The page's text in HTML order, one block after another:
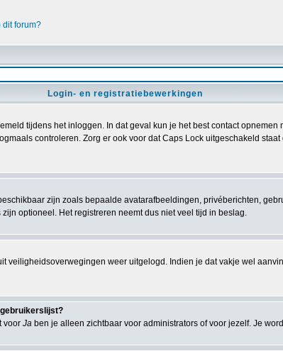
dit forum?
Login- en registratiebewerkingen
tijdens het inloggen. In dat geval kun je het best contact
controleren. Zorg er ook voor dat Caps Lock uitgeschakeld
zijn zoals bepaalde avatarafbeeldingen, privéberichten,
optioneel. Het registreren neemt dus niet veel tijd in beslag.
veiligheidsoverwegingen weer uitgelogd. Indien je dat vakje wel
voor Ja ben je alleen zichtbaar voor administrators of voor jezelf. Je